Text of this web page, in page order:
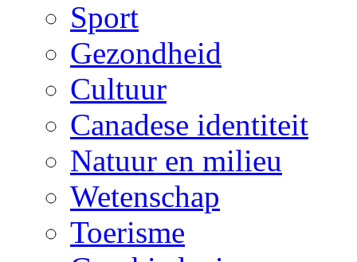
Sport
Gezondheid
Cultuur
Canadese identiteit
Natuur en milieu
Wetenschap
Toerisme